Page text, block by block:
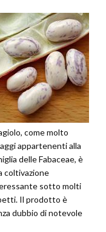
come molto
appartenenti alla
delle Fabaceae, è
coltivazione
sotto molti
Il prodotto è
dubbio di notevole